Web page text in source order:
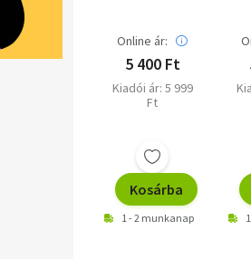
Online ár:
5 400 Ft
Kiadói ár: 5 999
Ft
Kosárba
1 - 2 munkanap